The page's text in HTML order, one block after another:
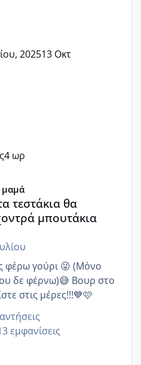
202513 Οκτ
4 ωρ
μαμά
τεστάκια θα
μπουτάκια
φέρω γούρι 😜 (Μόνο
δε φέρνω)😅 Βουρ στο
στις μέρες!!!💙🩷
εμφανίσεις